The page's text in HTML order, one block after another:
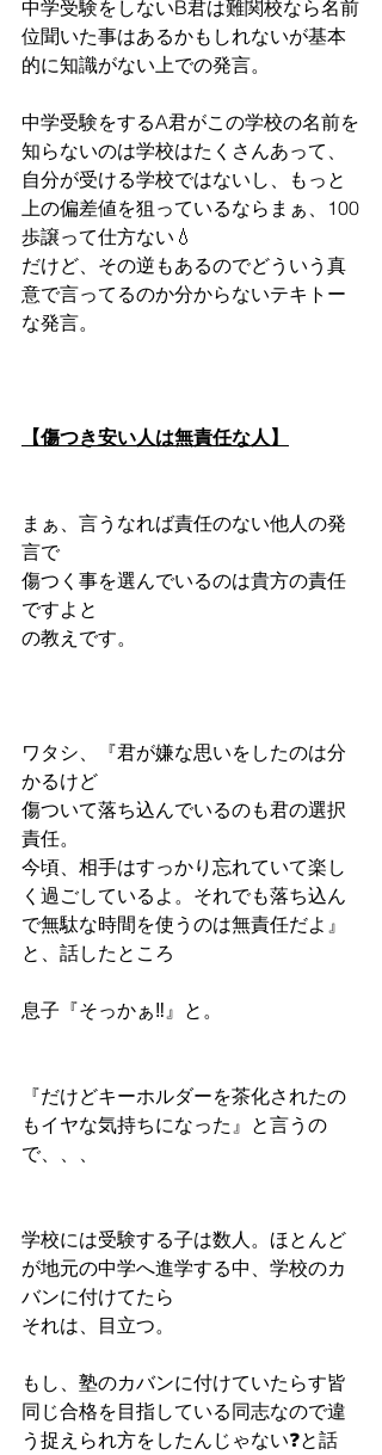
中学受験をしないB君は難関校なら名前
位聞いた事はあるかもしれないが基本
的に知識がない上での発言。
中学受験をするA君がこの学校の名前を
知らないのは学校はたくさんあって、
自分が受ける学校ではないし、もっと
上の偏差値を狙っているならまぁ、100
歩譲って仕方ない💧
だけど、その逆もあるのでどういう真
意で言ってるのか分からないテキトー
な発言。
【傷つき安い人は無責任な人】
まぁ、言うなれば責任のない他人の発
言で
傷つく事を選んでいるのは貴方の責任
ですよと
の教えです。
ワタシ、『君が嫌な思いをしたのは分
かるけど
傷ついて落ち込んでいるのも君の選択
責任。
今頃、相手はすっかり忘れていて楽し
く過ごしているよ。それでも落ち込ん
で無駄な時間を使うのは無責任だよ』
と、話したところ
息子『そっかぁ‼️』と。
『だけどキーホルダーを茶化されたの
もイヤな気持ちになった』と言うの
で、、、
学校には受験する子は数人。ほとんど
が地元の中学へ進学する中、学校のカ
バンに付けてたら
それは、目立つ。
もし、塾のカバンに付けていたらす皆
同じ合格を目指している同志なので違
う捉えられ方をしたんじゃない❓と話